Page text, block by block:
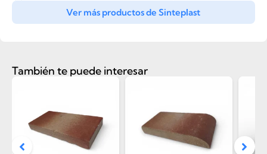
Ver más productos de Sinteplast
También te puede interesar